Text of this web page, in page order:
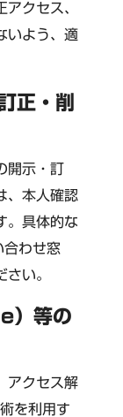
クセス、
いよう、適
正・削
開示・訂
、本人確認
。具体的な
わせ窓
い。
）等の
アクセス解
を利用す